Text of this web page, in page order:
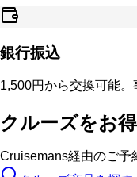
銀行振込
1,500円から交換可能
クルーズをお
Cruisemans経由のご予